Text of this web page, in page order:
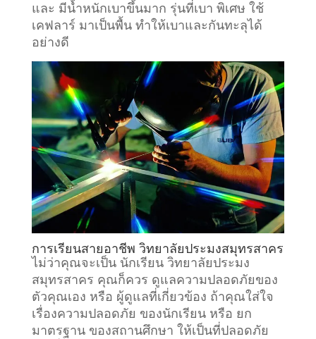
และ มีน้ำหนักเบาขึ้นมาก รุ่นที่เบา พิเศษ ใช้
เคฟลาร์ มาเป็นพื้น ทำให้เบาและกันทะลุได้
อย่างดี
การเรียนสายอาชีพ วิทยาลัยประมงสมุทรสาคร
ไม่ว่าคุณจะเป็น นักเรียน วิทยาลัยประมง
สมุทรสาคร คุณก็ควร ดูแลความปลอดภัยของ
ตัวคุณเอง หรือ ผู้ดูแลที่เกี่ยวข้อง ถ้าคุณใส่ใจ
เรื่องความปลอดภัย ของนักเรียน หรือ ยก
มาตรฐาน ของสถานศึกษา ให้เป็นที่ปลอดภัย